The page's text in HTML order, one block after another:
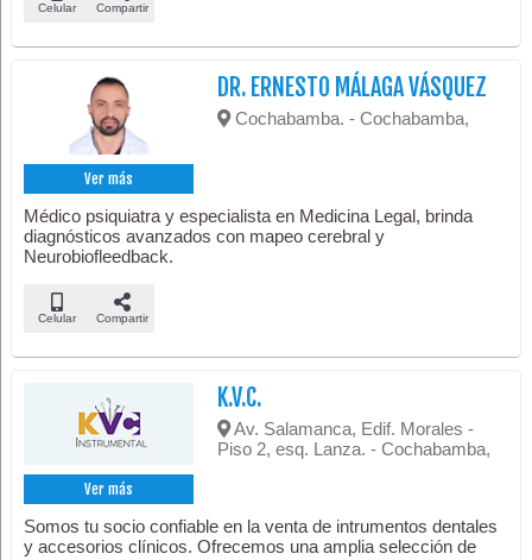
Celular Compartir
Ver más
DR. ERNESTO MÁLAGA VÁSQUEZ
Cochabamba. - Cochabamba,
Médico psiquiatra y especialista en Medicina Legal, brinda
diagnósticos avanzados con mapeo cerebral y
Neurobiofleedback.
Celular Compartir
Ver más
K.V.C.
Av. Salamanca, Edif. Morales -
Piso 2, esq. Lanza. - Cochabamba,
Somos tu socio confiable en la venta de intrumentos dentales
y accesorios clínicos. Ofrecemos una amplia selección de